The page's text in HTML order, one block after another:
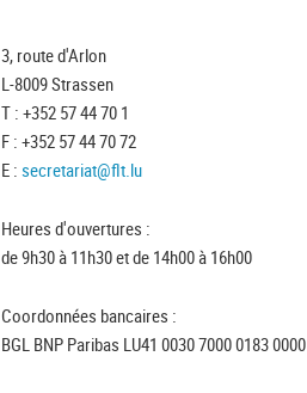
3, route d'Arlon
L-8009 Strassen
T : +352 57 44 70 1
F : +352 57 44 70 72
E : secretariat@flt.lu
Heures d'ouvertures :
de 9h30 à 11h30 et de 14h00 à 16h00
Coordonnées bancaires :
BGL BNP Paribas LU41 0030 7000 0183 0000